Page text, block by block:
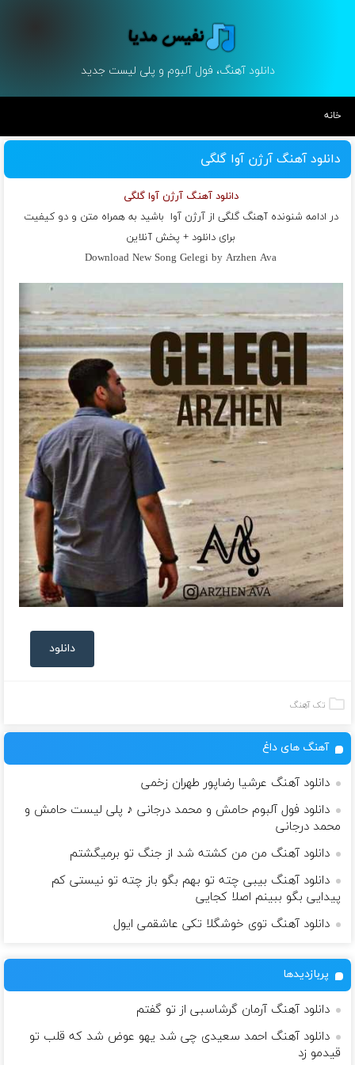
دانلود آهنگ، فول آلبوم و پلی لیست جدید
خانه
دانلود آهنگ آرژن آوا گلگی
دانلود آهنگ آرژن آوا گلگی
در ادامه شنونده آهنگ گلگی ازآرژن آوا باشید به همراه متن و دو کیفیت
برای دانلود + پخش آنلاین
Download New Song Gelegi by Arzhen Ava
دانلود
تک آهنگ
آهنگ های داغ
دانلود آهنگ عرشیا رضاپور طهران زخمی
دانلود فول آلبوم حامش و محمد درجانی ♪ پلی لیست حامش و
محمد درجانی
دانلود آهنگ من من کشته شد از جنگ تو برمیگشتم
دانلود آهنگ بیبی چته تو بهم بگو باز چته تو نیستی کم
پیدایی بگو ببینم اصلا کجایی
دانلود آهنگ توی خوشگلا تکی عاشقمی ایول
پربازدیدها
دانلود آهنگ آرمان گرشاسبی از تو گفتم
دانلود آهنگ احمد سعیدی چی شد یهو عوض شد که قلب تو
قیدمو زد